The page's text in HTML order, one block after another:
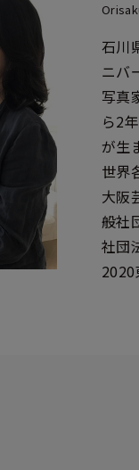
石川
ニバ
写真
ら2
が生
世界
大阪
般社
社団
2020